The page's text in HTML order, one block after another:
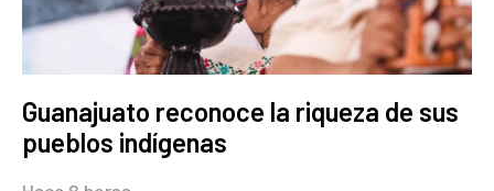
Guanajuato reconoce la riqueza de sus
pueblos indígenas